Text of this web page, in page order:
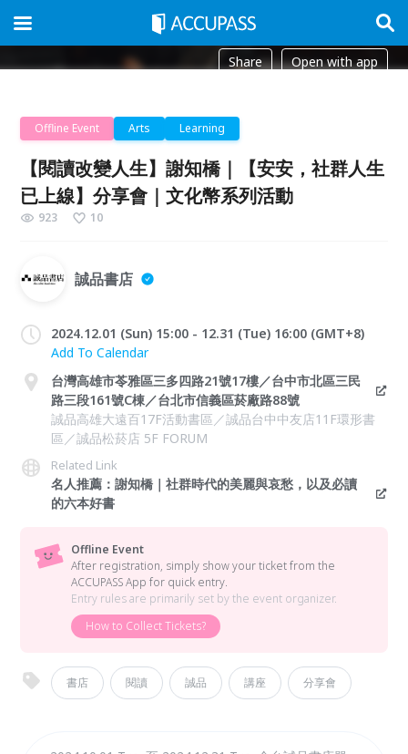
Share Open with app
Offline Event Arts Learning
【閱讀改變人生】謝知橋｜【安安，社群人生
已上線】分享會｜文化幣系列活動
923 10
誠品書店
2024.12.01 (Sun) 15:00 - 12.31 (Tue) 16:00 (GMT+8)
Add To Calendar
台灣高雄市苓雅區三多四路21號17樓／台中市北區三民
路三段161號C棟／台北市信義區菸廠路88號
誠品高雄大遠百17F活動書區／誠品台中中友店11F環形書
區／誠品松菸店 5F FORUM
Related Link
名人推薦：謝知橋｜社群時代的美麗與哀愁，以及必讀
的六本好書
Offline Event
After registration, simply show your ticket from the
ACCUPASS App for quick entry.
Entry rules are primarily set by the event organizer.
How to Collect Tickets?
書店 閱讀 誠品 講座 分享會